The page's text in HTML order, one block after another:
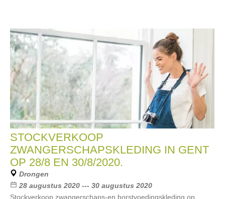
STOCKVERKOOP
ZWANGERSCHAPSKLEDING IN GENT
OP 28/8 EN 30/8/2020.
Drongen
28 augustus 2020 --- 30 augustus 2020
Stockverkoop zwangerschaps-en borstvoedingskleding op